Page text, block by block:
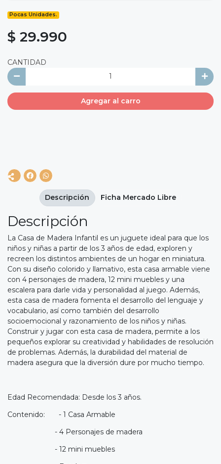
Pocas Unidades.
$ 29.990
CANTIDAD
Agregar al carro
Descripción
La Casa de Madera Infantil es un juguete ideal para que los
niños y niñas a partir de los 3 años de edad, exploren y
recreen los distintos ambientes de un hogar en miniatura.
Con su diseño colorido y llamativo, esta casa armable viene
con 4 personajes de madera, 12 mini muebles y una
escalera para darle vida y personalidad al juego. Además,
esta casa de madera fomenta el desarrollo del lenguaje y
vocabulario, así como también del desarrollo
socioemocional y razonamiento de los niños y niñas.
Construir y jugar con esta casa de madera, permite a los
pequeños explorar su creatividad y habilidades de resolución
de problemas. Además, la durabilidad del material de
madera asegura que la diversión dure por mucho tiempo.
Edad Recomendada: Desde los 3 años.
Contenido: - 1 Casa Armable
- 4 Personajes de madera
- 12 mini muebles
Descripción Ficha Mercado Libre